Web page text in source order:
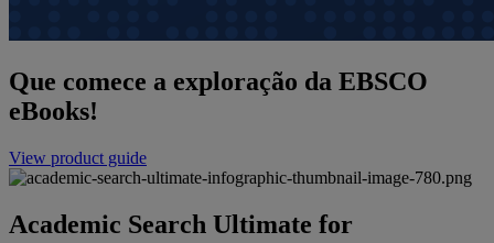
Que comece a exploração da EBSCO
eBooks!
View product guide
Academic Search Ultimate for